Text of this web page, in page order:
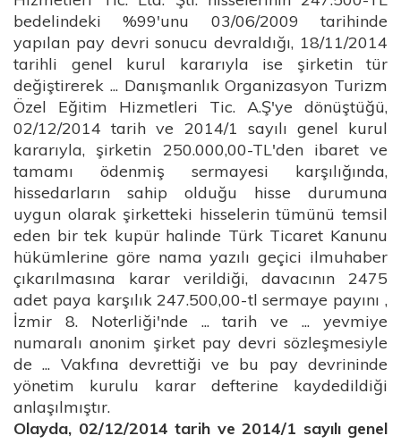
bedelindeki %99'unu 03/06/2009 tarihinde
yapılan pay devri sonucu devraldığı, 18/11/2014
tarihli genel kurul kararıyla ise şirketin tür
değiştirerek ... Danışmanlık Organizasyon Turizm
Özel Eğitim Hizmetleri Tic. A.Ş'ye dönüştüğü,
02/12/2014 tarih ve 2014/1 sayılı genel kurul
kararıyla, şirketin 250.000,00-TL'den ibaret ve
tamamı ödenmiş sermayesi karşılığında,
hissedarların sahip olduğu hisse durumuna
uygun olarak şirketteki hisselerin tümünü temsil
eden bir tek kupür halinde Türk Ticaret Kanunu
hükümlerine göre nama yazılı geçici ilmuhaber
çıkarılmasına karar verildiği, davacının 2475
adet paya karşılık 247.500,00-tl sermaye payını ,
İzmir 8. Noterliği'nde ... tarih ve ... yevmiye
numaralı anonim şirket pay devri sözleşmesiyle
de ... Vakfına devrettiği ve bu pay devrininde
yönetim kurulu karar defterine kaydedildiği
anlaşılmıştır.
Olayda, 02/12/2014 tarih ve 2014/1 sayılı genel